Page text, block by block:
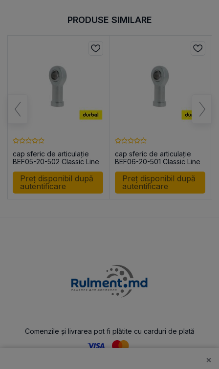
PRODUSE SIMILARE
cap sferic de articulație
BEF05-20-502 Classic Line
Preț disponibil după
autentificare
cap sferic de articulație
BEF06-20-501 Classic Line
Preț disponibil după
autentificare
Comenzile și livrarea pot fi plătite cu carduri de plată
×